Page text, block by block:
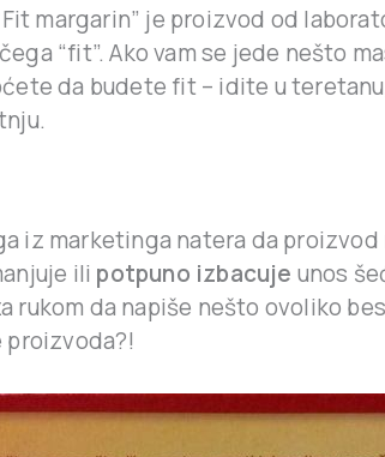
margarin” je proizvod od
“fit”. Ako vam se jede nešto
da budete fit – idite u
iz marketinga natera da
ili potpuno izbacuje unos
rukom da napiše nešto ovoliko